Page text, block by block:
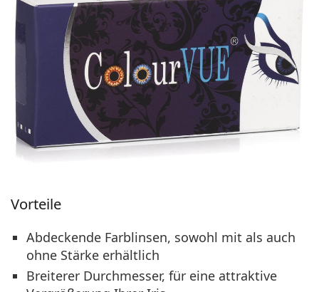
Vorteile
Abdeckende Farblinsen, sowohl mit als auch
ohne Stärke erhältlich
Breiterer Durchmesser, für eine attraktive